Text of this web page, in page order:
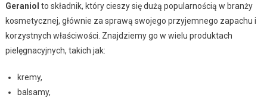
Geraniol to składnik, który cieszy się dużą popularnością w branży
kosmetycznej, głównie za sprawą swojego przyjemnego zapachu i
korzystnych właściwości. Znajdziemy go w wielu produktach
pielęgnacyjnych, takich jak:
kremy,
balsamy,